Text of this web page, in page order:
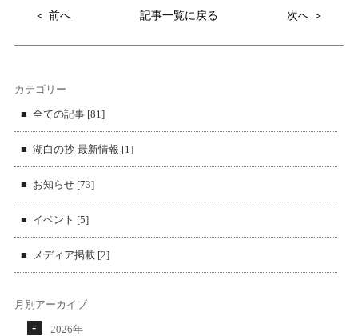
＜ 前へ 記事一覧に戻る 次へ ＞
カテゴリー
全ての記事 [81]
湖白の抄‐最新情報 [1]
お知らせ [73]
イベント [5]
メディア掲載 [2]
月別アーカイブ
2026年